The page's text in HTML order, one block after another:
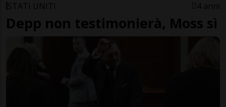
STATI UNITI 4 anni
Depp non testimonierà, Moss sì